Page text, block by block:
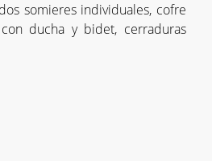
somieres individuales, cofre
ducha y bidet, cerraduras